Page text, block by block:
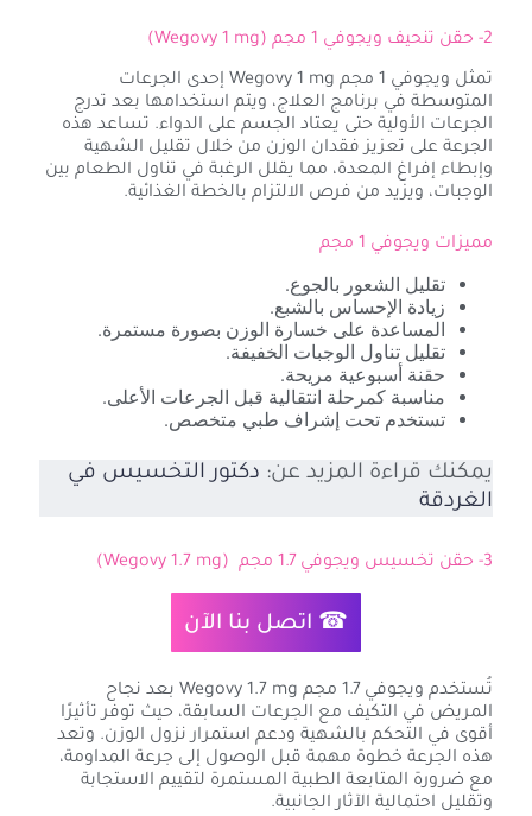
2- حقن تنحيف ويجوفي 1 مجم (Wegovy 1 mg)
تمثل ويجوفي 1 مجم Wegovy 1 mg إحدى الجرعات
المتوسطة في برنامج العلاج، ويتم استخدامها بعد تدرج
الجرعات الأولية حتى يعتاد الجسم على الدواء. تساعد هذه
الجرعة على تعزيز فقدان الوزن من خلال تقليل الشهية
وإبطاء إفراغ المعدة، مما يقلل الرغبة في تناول الطعام بين
الوجبات، ويزيد من فرص الالتزام بالخطة الغذائية.
مميزات ويجوفي 1 مجم
تقليل الشعور بالجوع.
زيادة الإحساس بالشبع.
المساعدة على خسارة الوزن بصورة مستمرة.
تقليل تناول الوجبات الخفيفة.
حقنة أسبوعية مريحة.
مناسبة كمرحلة انتقالية قبل الجرعات الأعلى.
تستخدم تحت إشراف طبي متخصص.
يمكنك قراءة المزيد عن: دكتور التخسيس في
الغردقة
3- حقن تخسيس ويجوفي 1.7 مجم (Wegovy 1.7 mg)
☎ اتصل بنا الآن
تُستخدم ويجوفي 1.7 مجم Wegovy 1.7 mg بعد نجاح
المريض في التكيف مع الجرعات السابقة، حيث توفر تأثيرًا
أقوى في التحكم بالشهية ودعم استمرار نزول الوزن. وتعد
هذه الجرعة خطوة مهمة قبل الوصول إلى جرعة المداومة،
مع ضرورة المتابعة الطبية المستمرة لتقييم الاستجابة
وتقليل احتمالية الآثار الجانبية.